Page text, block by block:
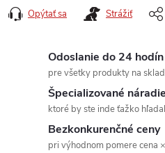
Opýtať sa Strážiť
Odoslanie do 24 hodín
pre všetky produkty na
Špecializované náradie
ktoré by ste inde ťažko
Bezkonkurenčné ceny
pri výhodnom pomere cena